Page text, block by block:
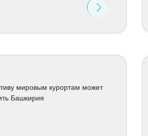
мировым курортам может
Башкирия